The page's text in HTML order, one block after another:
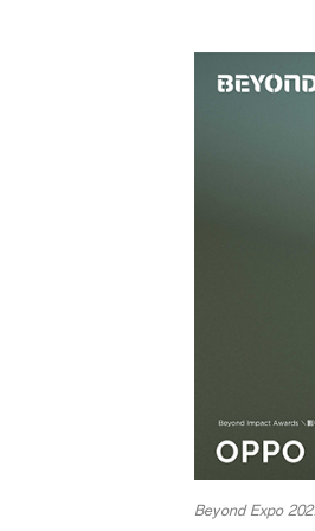
Beyond Expo